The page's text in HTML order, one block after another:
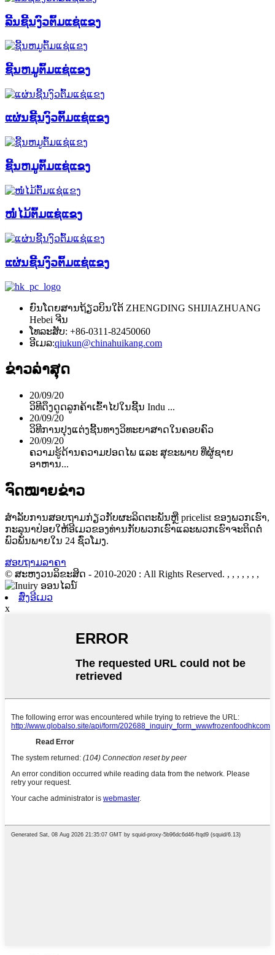
ລີ້ນຊີ້ນງົວຕົ້ມແຊ່ແຂງ
ຊີ້ນຫມູຕົ້ມແຊ່ແຂງ
ແຜ່ນຊີ້ນງົວຕົ້ມແຊ່ແຂງ
ຊີ້ນຫມູຕົ້ມແຊ່ແຂງ
ໜໍ່ໄມ້ຕົ້ມແຊ່ແຂງ
ແຜ່ນຊີ້ນງົວຕົ້ມແຊ່ແຂງ
ຍົນ​ໂດຍສານ​ຖ້ຽວ​ບິນ​ໃຕ້ ZHENGDING SHIJIAZHUANG
Hebei ຈີນ
ໂທລະສັບ: +86-0311-82450060
ອີເມລ:qiukun@chinahuikang.com
ຂ່າວ​ລ່າ​ສຸດ
20/09/20
ວິ​ທີ​ດຶງ​ດູດ​ລູກ​ຄ້າ​ເຂົ້າ​ໄປ​ໃນ​ຊີ້ນ Indu ...
20/09/20
ວິທີການປຸງແຕ່ງຊີ້ນທາງວິທະຍາສາດໃນຄອບຄົວ
20/09/20
ຄວາມຮູ້ດ້ານຄວາມປອດໄພ ແລະ ສຸຂະພາບ ທີ່ຜູ້ຊາຍ
ອາຫານ...
ຈົດໝາຍຂ່າວ
ສໍາ​ລັບ​ການ​ສອບ​ຖາມ​ກ່ຽວ​ກັບ​ຜະ​ລິດ​ຕະ​ພັນ​ຫຼື pricelist ຂອງ​ພວກ​ເຮົາ​,
ກະ​ລຸ​ນາ​ປ່ອຍ​ໃຫ້​ອີ​ເມວ​ຂອງ​ທ່ານ​ກັບ​ພວກ​ເຮົາ​ແລະ​ພວກ​ເຮົາ​ຈະ​ຕິດ​ຕໍ່​
ພົວ​ພັນ​ພາຍ​ໃນ 24 ຊົ່ວ​ໂມງ​.
ສອບຖາມລາຄາ
© ສະຫງວນລິຂະສິດ - 2010-2020 : All Rights Reserved. , , , , , , ,
ສົ່ງອີເມວ
x